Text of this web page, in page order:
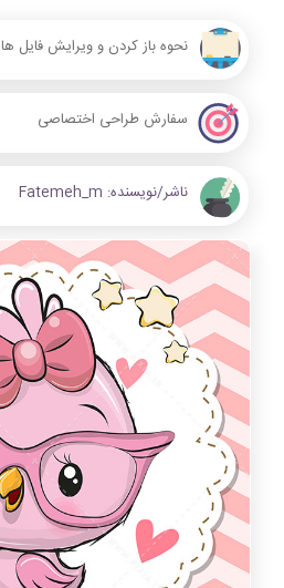
نحوه باز کردن و ویرایش فایل ها
سفارش طراحی اختصاصی
ناشر/نویسنده: Fatemeh_m